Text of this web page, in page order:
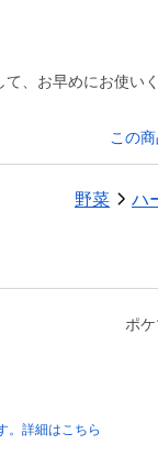
、お早めにお使いく
この
野菜 ハ
ポ
。詳細はこちら